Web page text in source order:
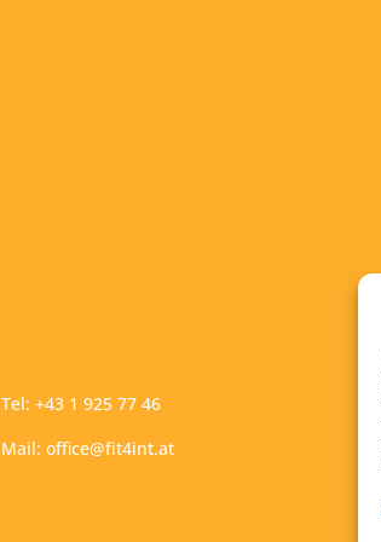
Tel: +43 1 925 77 46
Mail: office@fit4int.at